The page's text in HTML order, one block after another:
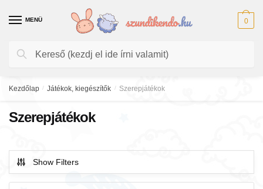
MENÜ
Keresés
Keresés
0
Kezdőlap / Játékok, kiegészítők / Szerepjátékok
Szerepjátékok
Show Filters